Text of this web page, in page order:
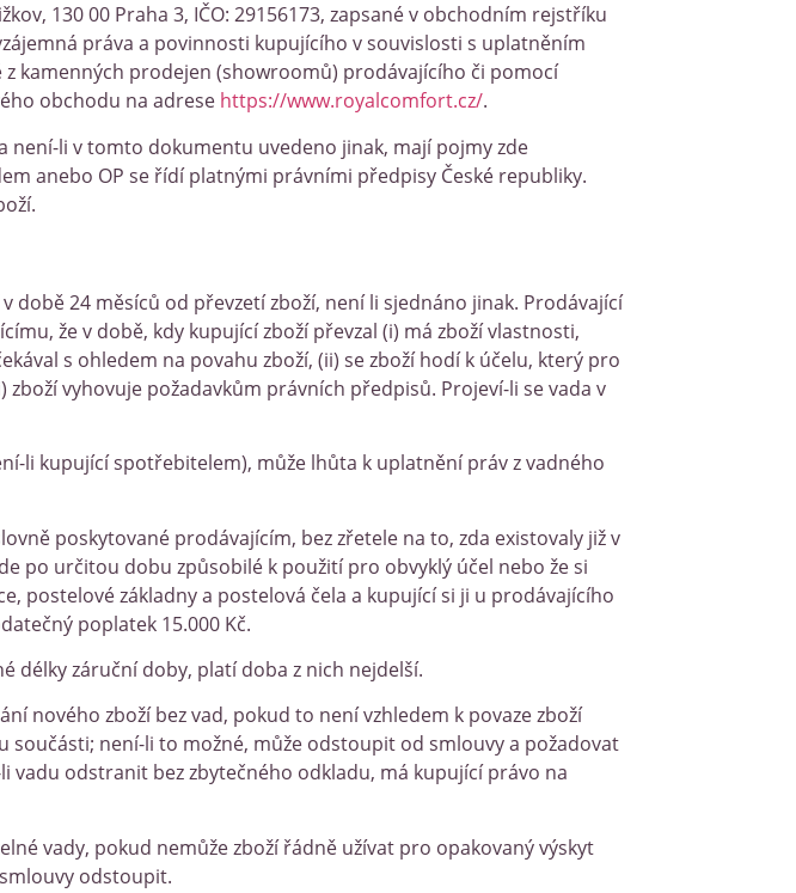
130 00 Praha 3, IČO: 29156173, zapsané v obchodním rejstříku
práva a povinnosti kupujícího v souvislosti s uplatněním
kamenných prodejen (showroomů) prodávajícího či pomocí
obchodu na adrese https://www.royalcomfort.cz/.
není-li v tomto dokumentu uvedeno jinak, mají pojmy zde
anebo OP se řídí platnými právními předpisy České republiky.
době 24 měsíců od převzetí zboží, není li sjednáno jinak. Prodávající
že v době, kdy kupující zboží převzal (i) má zboží vlastnosti,
s ohledem na povahu zboží, (ii) se zboží hodí k účelu, který pro
vyhovuje požadavkům právních předpisů. Projeví-li se vada v
li kupující spotřebitelem), může lhůta k uplatnění práv z vadného
poskytované prodávajícím, bez zřetele na to, zda existovaly již v
po určitou dobu způsobilé k použití pro obvyklý účel nebo že si
postelové základny a postelová čela a kupující si ji u prodávajícího
poplatek 15.000 Kč.
délky záruční doby, platí doba z nich nejdelší.
nového zboží bez vad, pokud to není vzhledem k povaze zboží
součásti; není-li to možné, může odstoupit od smlouvy a požadovat
vadu odstranit bez zbytečného odkladu, má kupující právo na
vady, pokud nemůže zboží řádně užívat pro opakovaný výskyt
odstoupit.